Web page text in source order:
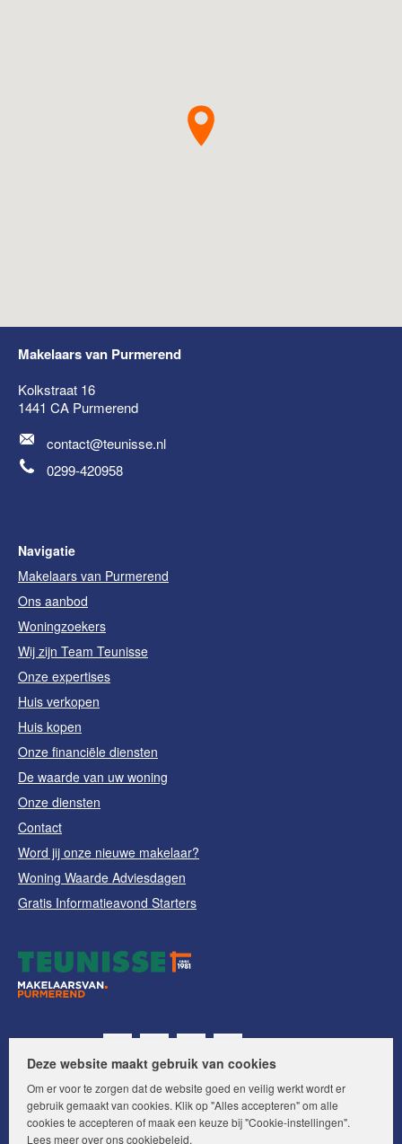
Makelaars van Purmerend
Kolkstraat 16
1441 CA Purmerend
contact@teunisse.nl
0299-420958
Navigatie
Makelaars van Purmerend
Ons aanbod
Woningzoekers
Wij zijn Team Teunisse
Onze expertises
Huis verkopen
Huis kopen
Onze financiële diensten
De waarde van uw woning
Onze diensten
Contact
Word jij onze nieuwe makelaar?
Woning Waarde Adviesdagen
Gratis Informatieavond Starters
Deze website maakt gebruik van cookies
Om er voor te zorgen dat de website goed en veilig werkt wordt er
gebruik gemaakt van cookies. Klik op "Alles accepteren" om alle
cookies te accepteren of maak een keuze bij "Cookie-instellingen".
Lees meer over onscookiebeleid.